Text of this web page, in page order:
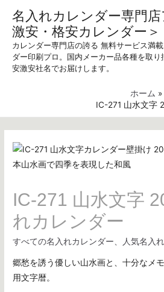
名入れカレンダー専門店
激安・格安カレンダー＞
カレンダー専門店の誇る 無料サービス満
ダー印刷プロ。国内メーカー品各種を取り
安激安社名でお届けします。
ホーム
IC-271 山水文字
IC-271 山水文字
れカレンダー
すべての名入れカレンダー 人気名入
郷愁を誘う優しい山水画と、十分なメ
用文字暦。